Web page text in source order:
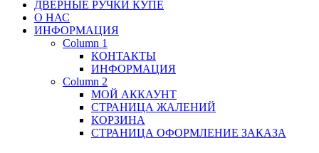
ДВЕРНЫЕ РУЧКИ КУПЕ
О НАС
ИНФОРМАЦИЯ
Column 1
КОНТАКТЫ
ИНФОРМАЦИЯ
Column 2
МОЙ АККАУНТ
СТРАНИЦА ЖАЛЕНИЙ
КОРЗИНА
СТРАНИЦА ОФОРМЛЕНИЕ ЗАКАЗА